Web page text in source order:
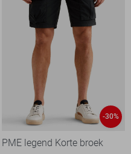
-30%
PME legend Korte broek